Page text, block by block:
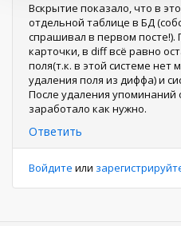
Вскрытие показало, что в
отдельной таблице в БД
спрашивал в первом посте!).
карточки, в diff всё равно
поля(т.к. в этой системе нет
удаления поля из диффа) и
После удаления упоминаний
заработало как нужно.
Ответить
Войдите или